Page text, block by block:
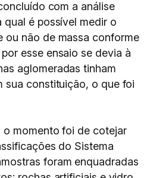
com a análise
é possível medir o
ou não de massa conforme
esse ensaio se devia à
aglomeradas tinham
sua constituição, o que foi
o momento foi de cotejar
do Sistema
foram enquadradas